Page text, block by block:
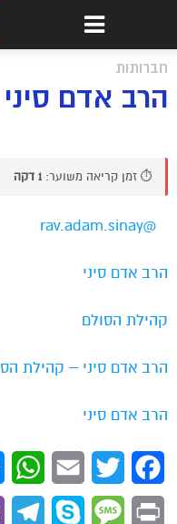
חברותות
הרב אדם סיני tiktok
⏱️ זמן קריאה משוער: 1 דקה
@rav.adam.sinay
הרב אדם סיני
קהילת הסולם
הרב אדם סיני – קהילת
הרב אדם סיני
Facebook
Twitter
Email
Print
Message
Skype